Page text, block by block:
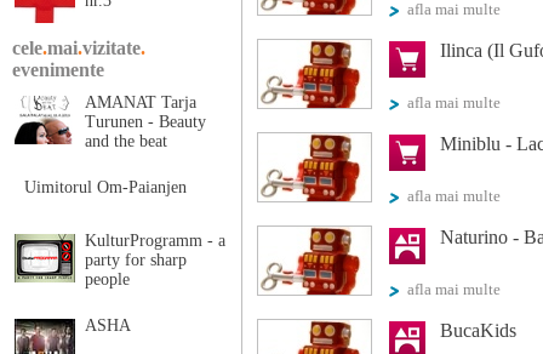
cele.mai.vizitate.
evenimente
AMANAT Tarja
Turunen - Beauty
and the beat
Uimitorul Om-Paianjen
KulturProgramm - a
party for sharp
people
ASHA
afla mai multe
Ilinca (Il
afla mai multe
Miniblu -
afla mai multe
Naturino -
afla mai multe
BucaKids